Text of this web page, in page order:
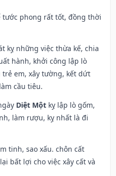
tước phong rất tốt, đồng thời
kỵ những việc thừa kế, chia
hành, khởi công lập lò
em, xây tường, kết dứt
cầu tiêu.
Diệt Một kỵ lập lò gốm,
làm rượu, kỵ nhất là đi
tinh, sao xấu. chôn cất
bất lợi cho việc xây cất và